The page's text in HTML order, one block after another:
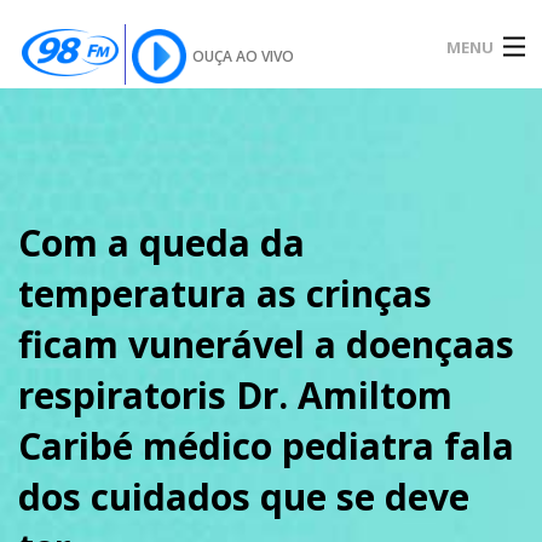
OUÇA AO VIVO MENU
SOBRE
NOTÍCIAS
PODCAST
GALERIA
Com a queda da
temperatura as crinças
ficam vunerável a doençaas
respiratoris Dr. Amiltom
Caribé médico pediatra fala
dos cuidados que se deve